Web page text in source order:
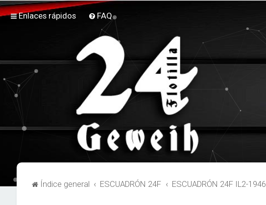
Enlaces rápidos FAQ
Índice general ESCUADRÓN 24F ESCUADRÓN 24F IL2-1946